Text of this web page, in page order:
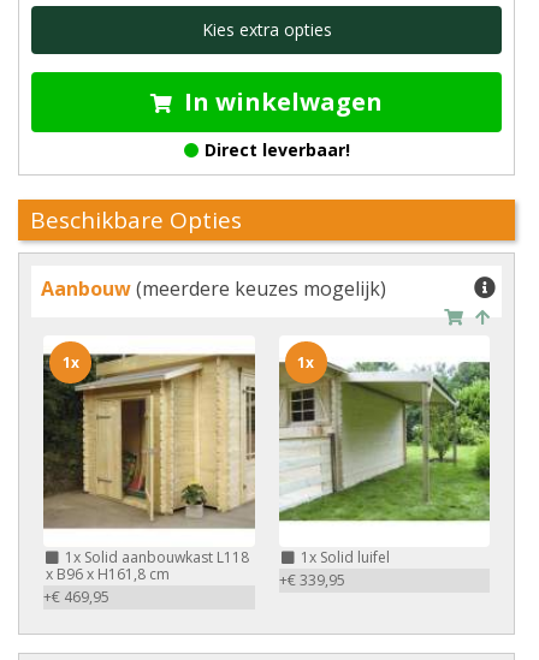
Kies extra opties
In winkelwagen
Direct leverbaar!
Beschikbare Opties
Aanbouw(meerdere keuzes mogelijk)
1x Solid aanbouwkast L118
x B96 x H161,8 cm
+€ 469,95
1x
1xSolid luifel
+€ 339,95
1x